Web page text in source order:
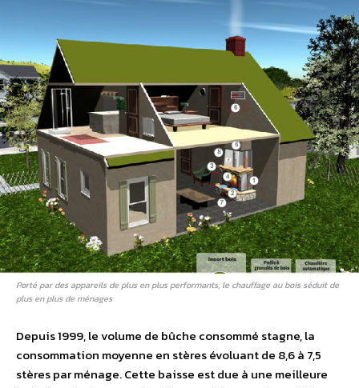
Porté par des appareils de plus en plus performants, le chauffage au bois séduit de
plus en plus de ménages
Depuis 1999, le volume de bûche consommé stagne, la
consommation moyenne en stères évoluant de 8,6 à 7,5
stères par ménage. Cette baisse est due à une meilleure